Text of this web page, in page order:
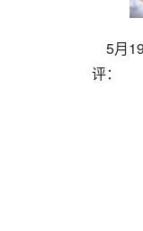
5月
评：